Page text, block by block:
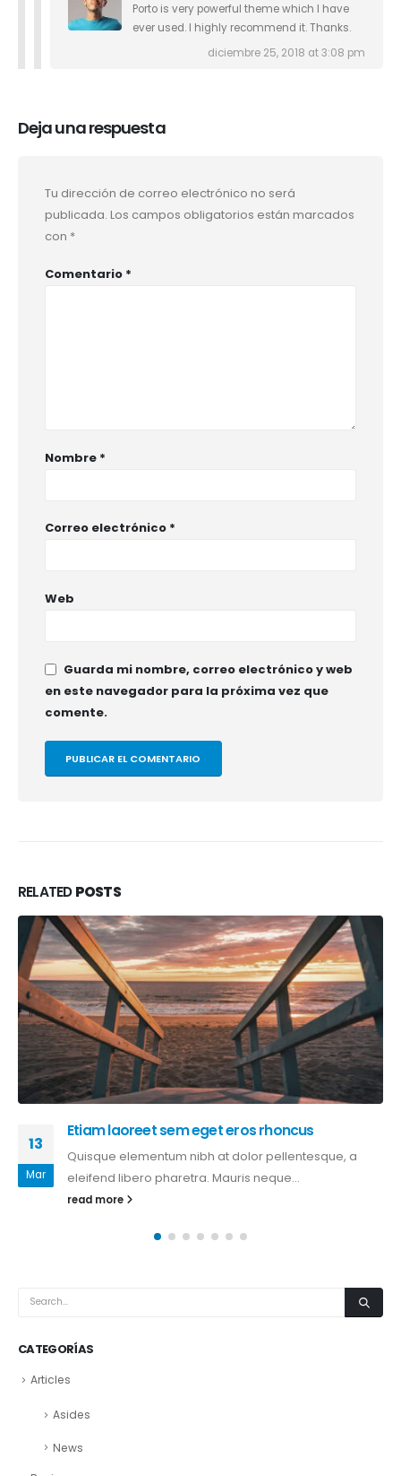
Porto is very powerful theme which I have
ever used. I highly recommend it. Thanks.
diciembre 25, 2018 at 3:08 pm
Deja una respuesta
Tu dirección de correo electrónico no será
publicada. Los campos obligatorios están marcados
con *
Comentario *
Nombre *
Correo electrónico *
Web
Guarda mi nombre, correo electrónico y web
en este navegador para la próxima vez que
comente.
RELATEDPOSTS
13
Mar
Etiam laoreet sem eget eros rhoncus
Quisque elementum nibh at dolor pellentesque, a
eleifend libero pharetra. Mauris neque...
read more
CATEGORÍAS
Articles
Asides
News